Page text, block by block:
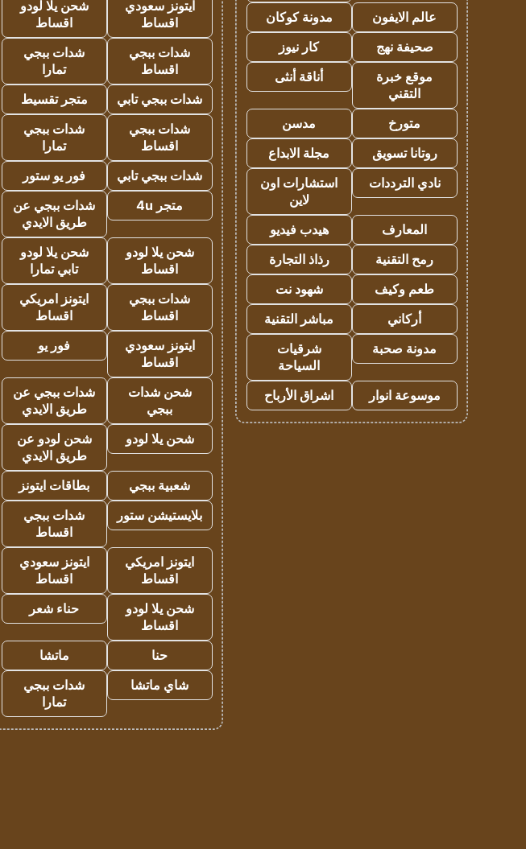
عالم الايفون
مدونة كوكان
صحيفة نهج
كار نيوز
موقع خبرة
التقني
أناقة أنثى
متورخ
مدسن
روتانا تسويق
مجلة الابداع
نادي الترددات
استشارات اون
لاين
المعارف
هيدب فيديو
رمح التقنية
رذاذ التجارة
طعم وكيف
شهود نت
أركاني
مباشر التقنية
مدونة صحبة
شرقيات
السياحة
موسوعة انوار
اشراق الأرباح
ايتونز سعودي
اقساط
شحن يلا لودو
اقساط
شدات ببجي
اقساط
شدات ببجي
تمارا
شدات ببجي تابي
متجر تقسيط
شدات ببجي
اقساط
شدات ببجي
تمارا
شدات ببجي تابي
فور يو ستور
متجر 4u
شدات ببجي عن
طريق الايدي
شحن يلا لودو
اقساط
شحن يلا لودو
تابي تمارا
شدات ببجي
اقساط
ايتونز امريكي
اقساط
ايتونز سعودي
اقساط
فور يو
شحن شدات
ببجي
شدات ببجي عن
طريق الايدي
شحن يلا لودو
شحن لودو عن
طريق الايدي
شعبية ببجي
بطاقات ايتونز
بلايستيشن ستور
شدات ببجي
اقساط
ايتونز امريكي
اقساط
ايتونز سعودي
اقساط
شحن يلا لودو
اقساط
حناء شعر
حنا
ماتشا
شاي ماتشا
شدات ببجي
تمارا